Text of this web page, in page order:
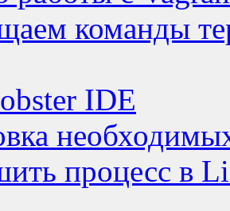
команды
IDE
процесс в